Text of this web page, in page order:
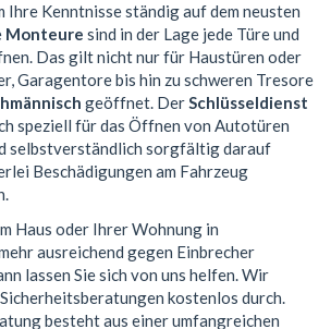
Ihre Kenntnisse ständig auf dem neusten
Monteure sind in der Lage jede Türe und
Das gilt nicht nur für Haustüren oder
Garagentore bis hin zu schweren Tresore
geöffnet. DerSchlüsseldienst
speziell für das Öffnen von Autotüren
selbstverständlich sorgfältig darauf
Beschädigungen am Fahrzeug
Haus oder Ihrer Wohnung in
ausreichend gegen Einbrecher
lassen Sie sich von uns helfen. Wir
kostenlos durch.
besteht aus einer umfangreichen